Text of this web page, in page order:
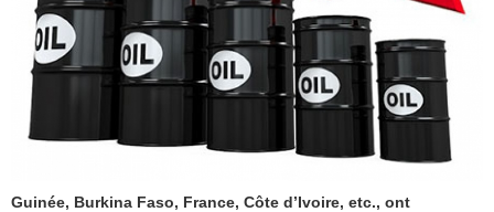
Guinée, Burkina Faso, France, Côte d’Ivoire, etc., ont